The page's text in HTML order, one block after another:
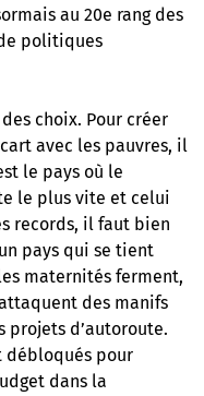
au 20e rang des
politiques
choix. Pour créer
avec les pauvres, il
le pays où le
le plus vite et celui
records, il faut bien
pays qui se tient
maternités ferment,
des manifs
projets d’autoroute.
débloqués pour
dans la